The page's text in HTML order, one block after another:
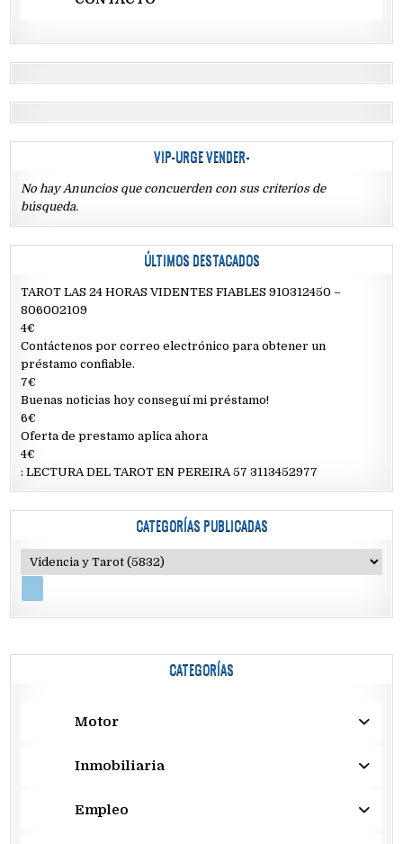
VIP-URGE VENDER-
No hay Anuncios que concuerden con sus criterios de
búsqueda.
ÚLTIMOS DESTACADOS
TAROT LAS 24 HORAS VIDENTES FIABLES 910312450 –
806002109
4€
Contáctenos por correo electrónico para obtener un
préstamo confiable.
7€
Buenas noticias hoy conseguí mi préstamo!
6€
Oferta de prestamo aplica ahora
4€
: LECTURA DEL TAROT EN PEREIRA 57 3113452977
CATEGORÍAS PUBLICADAS
CATEGORÍAS
Motor
Inmobiliaria
Empleo